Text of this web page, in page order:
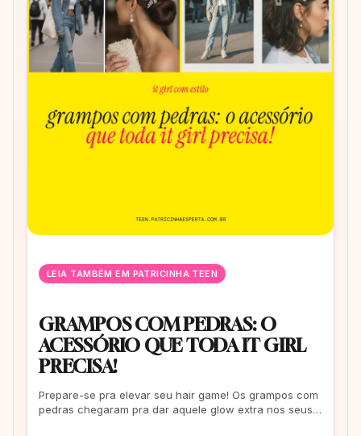
LEIA TAMBÉM EM PATRICINHA TEEN
GRAMPOS COM PEDRAS: O
ACESSÓRIO QUE TODA IT GIRL
PRECISA!
Prepare-se pra elevar seu hair game! Os grampos com
pedras chegaram pra dar aquele glow extra nos seus